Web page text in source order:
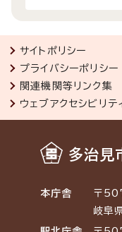
サイトポリシー
プライバシーポリシー
関連機関等リンク集
ウェブアクセシビリテ
多治見
本庁舎
〒
岐阜